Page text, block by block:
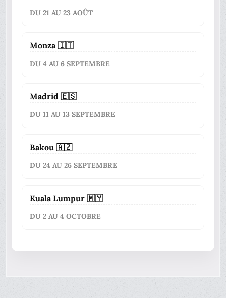
DU 21 AU 23 AOÛT
Monza 🇮🇹
DU 4 AU 6 SEPTEMBRE
Madrid 🇪🇸
DU 11 AU 13 SEPTEMBRE
Bakou 🇦🇿
DU 24 AU 26 SEPTEMBRE
Kuala Lumpur 🇲🇾
DU 2 AU 4 OCTOBRE